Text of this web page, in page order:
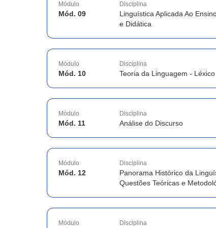
Módulo
Mód. 09
Disciplina
Linguística Aplicada Ao
e Didática
Módulo
Mód. 10
Disciplina
Teoria da Linguagem - Léxico
Módulo
Mód. 11
Disciplina
Análise do Discurso
Módulo
Mód. 12
Disciplina
Panorama Histórico da
Questões Teóricas e
Módulo Disciplina